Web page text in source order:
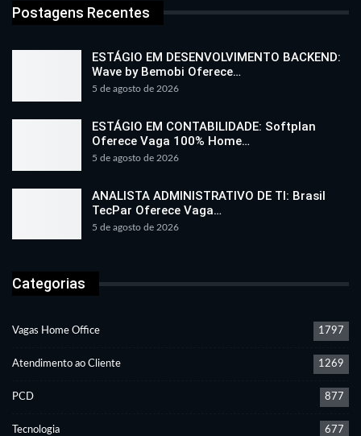
Postagens Recentes
ESTÁGIO EM DESENVOLVIMENTO BACKEND:
Wave by Bemobi Oferece…
5 de agosto de 2026
ESTÁGIO EM CONTABILIDADE: Softplan
Oferece Vaga 100% Home…
5 de agosto de 2026
ANALISTA ADMINISTRATIVO DE TI: Brasil
TecPar Oferece Vaga…
5 de agosto de 2026
Categorias
Vagas Home Office 1797
Atendimento ao Cliente 1269
PCD 877
Tecnologia 677